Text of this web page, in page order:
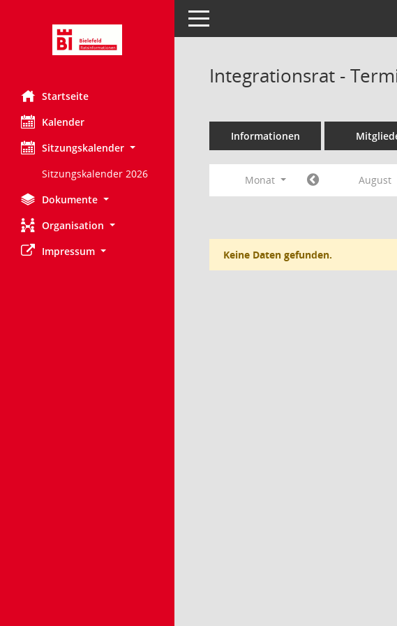
Startseite
Kalender
Sitzungskalender
Sitzungskalender 2026
Dokumente
Organisation
Impressum
Toggle navigation
Integrationsrat -
Informationen
Monat August
Keine Daten gefunden.